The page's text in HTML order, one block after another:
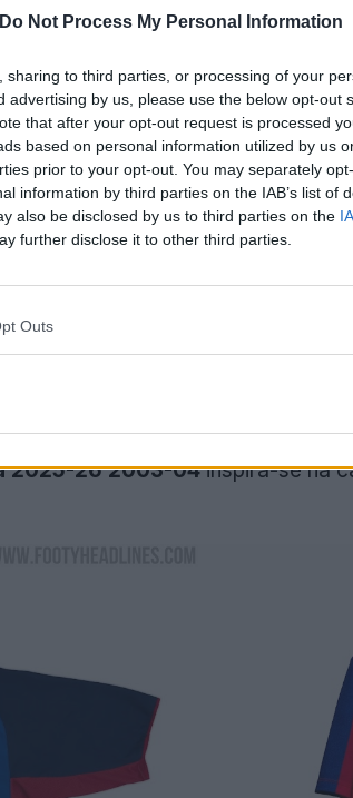
Do Not Process My Personal Information
sharing to third parties, or processing of your
advertising by us, please use the below opt-out
that after your opt-out request is processed
based on personal information utilized by us
prior to your opt-out. You may separately
information by third parties on the IAB’s list of
also be disclosed by us to third parties on the
further disclose it to other third parties.
Outs
2025-26 2003-04inspira-se na